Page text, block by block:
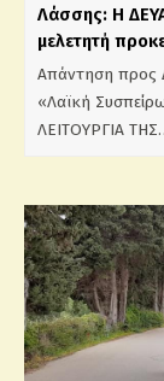
Λάσσης: Η
μελετητή
Απάντηση προς
«Λαϊκή
ΛΕΙΤΟΥΡΓΙΑ